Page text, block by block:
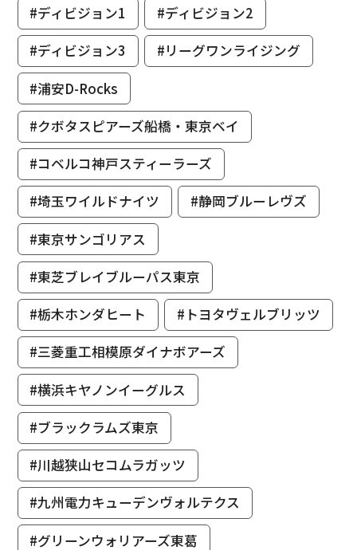
#ディビジョン1
#ディビジョン2
#ディビジョン3
#リーグワンライジング
#浦安D-Rocks
#クボタスピアーズ船橋・東京ベイ
#コベルコ神戸スティーラーズ
#埼玉ワイルドナイツ
#静岡ブルーレヴズ
#東京サンゴリアス
#東芝ブレイブルーパス東京
#栃木ホンダヒート
#トヨタヴェルブリッツ
#三菱重工相模原ダイナボアーズ
#横浜キヤノンイーグルス
#ブラックラムズ東京
#川越狭山セコムラガッツ
#九州電力キューデンヴォルテクス
#グリーンウォリアーズ東葛